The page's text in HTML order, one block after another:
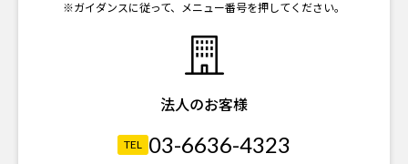
※ガイダンスに従って、メニュー番号を押してください。
法人のお客様
TEL 03-6636-4323